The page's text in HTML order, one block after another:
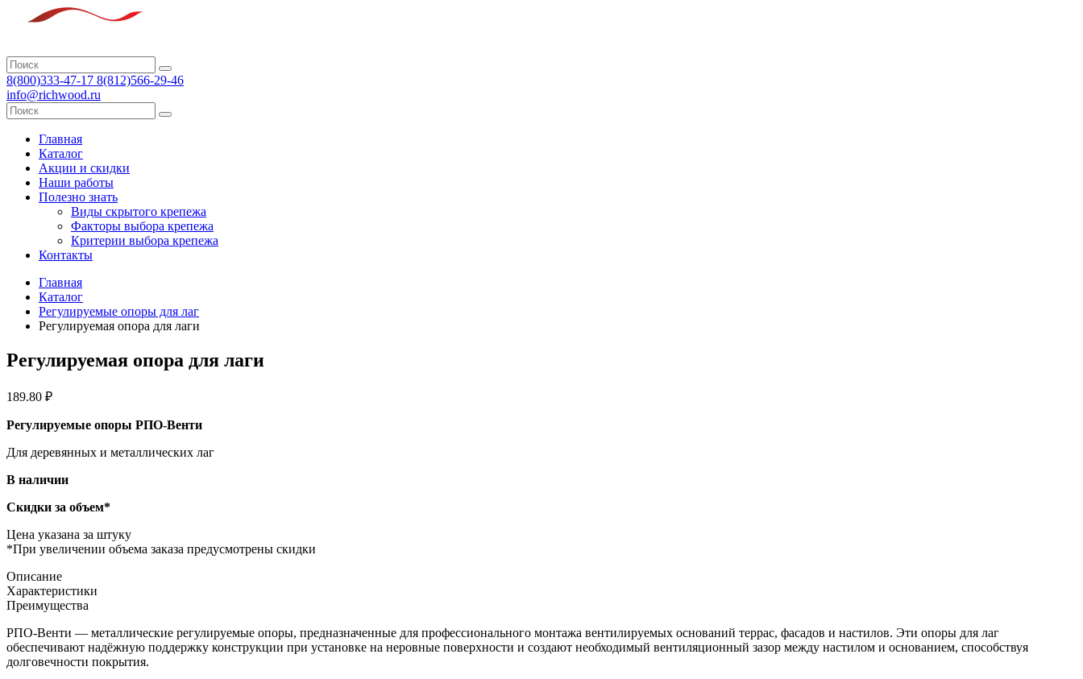
8(800)333-47-17 8(812)566-29-46
info@richwood.ru
Главная
Каталог
Акции и скидки
Наши работы
Полезно знать
Виды скрытого крепежа
Факторы выбора крепежа
Критерии выбора крепежа
Контакты
Главная
Каталог
Регулируемые опоры для лаг
Регулируемая опора для лаги
Регулируемая опора для лаги
189.80 ₽
Регулируемые опоры РПО-Венти
Для деревянных и металлических лаг
В наличии
Скидки за объем*
Цена указана за штуку
*При увеличении объема заказа предусмотрены скидки
Описание
Характеристики
Преимущества
РПО-Венти — металлические регулируемые опоры, предназначенные для профессионального монтажа вентилируемых оснований террас, фасадов и настилов. Эти опоры для лаг
обеспечивают надёжную поддержку конструкции при установке на неровные поверхности и создают необходимый вентиляционный зазор между настилом и основанием, способствуя
долговечности покрытия.